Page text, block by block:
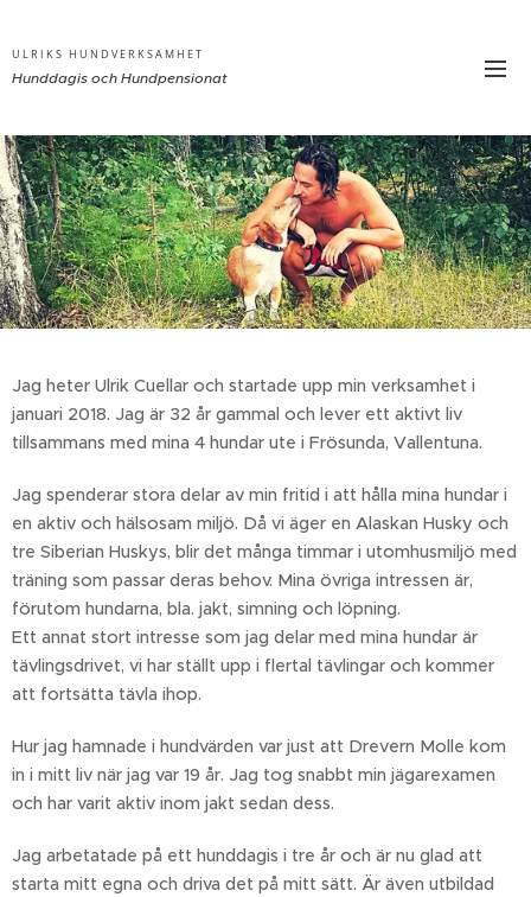
ULRIKS HUNDVERKSAMHET
Hunddagis och Hundpensionat
Jag heter Ulrik Cuellar och startade upp min verksamhet i
januari 2018. Jag är 32 år gammal och lever ett aktivt liv
tillsammans med mina 4 hundar ute i Frösunda, Vallentuna.
Jag spenderar stora delar av min fritid i att hålla mina hundar i
en aktiv och hälsosam miljö. Då vi äger en Alaskan Husky och
tre Siberian Huskys, blir det många timmar i utomhusmiljö med
träning som passar deras behov. Mina övriga intressen är,
förutom hundarna, bla. jakt, simning och löpning.
Ett annat stort intresse som jag delar med mina hundar är
tävlingsdrivet, vi har ställt upp i flertal tävlingar och kommer
att fortsätta tävla ihop.
Hur jag hamnade i hundvärden var just att Drevern Molle kom
in i mitt liv när jag var 19 år. Jag tog snabbt min jägarexamen
och har varit aktiv inom jakt sedan dess.
Jag arbetatade på ett hunddagis i tre år och är nu glad att
starta mitt egna och driva det på mitt sätt. Är även utbildad